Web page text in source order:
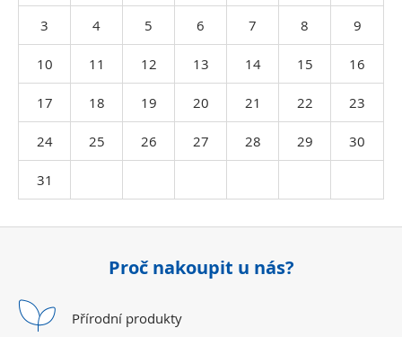
3 4 5 6 7 8 9
10 11 12 13 14 15 16
17 18 19 20 21 22 23
24 25 26 27 28 29 30
31
Proč nakoupit u nás?
Přírodní produkty